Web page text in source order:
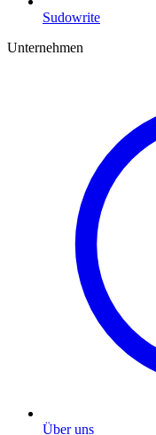
Sudowrite
Unternehmen
Über uns